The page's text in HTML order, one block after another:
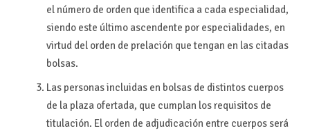
el número de orden que identifica a cada especialidad,
siendo este último ascendente por especialidades, en
virtud del orden de prelación que tengan en las citadas
bolsas.
Las personas incluidas en bolsas de distintos cuerpos
de la plaza ofertada, que cumplan los requisitos de
titulación. El orden de adjudicación entre cuerpos será